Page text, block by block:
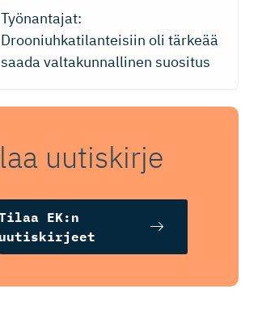
Työnantajat:
Drooniuhkatilanteisiin oli tärkeää
saada valtakunnallinen suositus
uutiskirje
EK:n
uutiskirjeet